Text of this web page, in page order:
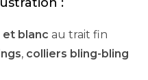
et blanc au trait fin
, colliers bling-bling